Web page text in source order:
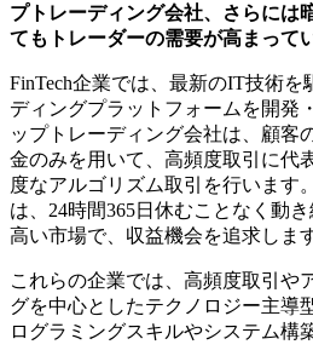
プトレーディング会社、さらには
てもトレーダーの需要が高まって
FinTech企業では、最新のIT技術
ディングプラットフォームを開発
ップトレーディング会社は、顧客
金のみを用いて、高頻度取引に代
度なアルゴリズム取引を行います
は、24時間365日休むことなく動
高い市場で、収益機会を追求します
これらの企業では、高頻度取引や
グを中心としたテクノロジー主導
ログラミングスキルやシステム構